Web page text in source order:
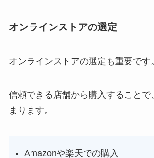
オンラインストアの選定
オンラインストアの選定も重要です。
信頼できる店舗から購入することで
まります。
Amazonや楽天での購入